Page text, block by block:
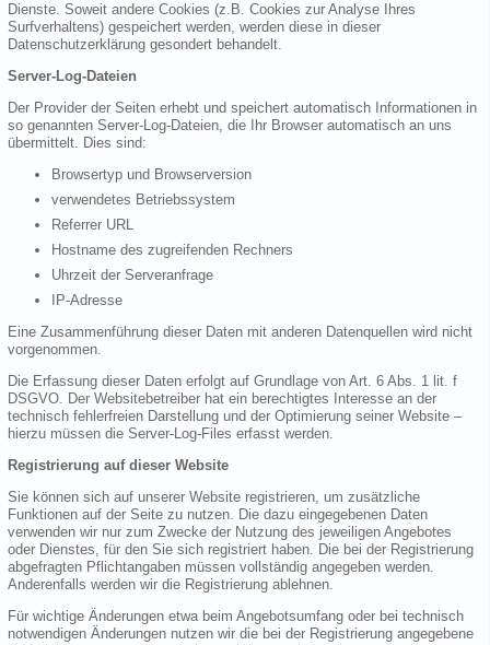
Dienste. Soweit andere Cookies (z.B. Cookies zur Analyse Ihres
Surfverhaltens) gespeichert werden, werden diese in dieser
Datenschutzerklärung gesondert behandelt.
Server-Log-Dateien
Der Provider der Seiten erhebt und speichert automatisch Informationen in
so genannten Server-Log-Dateien, die Ihr Browser automatisch an uns
übermittelt. Dies sind:
Browsertyp und Browserversion
verwendetes Betriebssystem
Referrer URL
Hostname des zugreifenden Rechners
Uhrzeit der Serveranfrage
IP-Adresse
Eine Zusammenführung dieser Daten mit anderen Datenquellen wird nicht
vorgenommen.
Die Erfassung dieser Daten erfolgt auf Grundlage von Art. 6 Abs. 1 lit. f
DSGVO. Der Websitebetreiber hat ein berechtigtes Interesse an der
technisch fehlerfreien Darstellung und der Optimierung seiner Website –
hierzu müssen die Server-Log-Files erfasst werden.
Registrierung auf dieser Website
Sie können sich auf unserer Website registrieren, um zusätzliche
Funktionen auf der Seite zu nutzen. Die dazu eingegebenen Daten
verwenden wir nur zum Zwecke der Nutzung des jeweiligen Angebotes
oder Dienstes, für den Sie sich registriert haben. Die bei der Registrierung
abgefragten Pflichtangaben müssen vollständig angegeben werden.
Anderenfalls werden wir die Registrierung ablehnen.
Für wichtige Änderungen etwa beim Angebotsumfang oder bei technisch
notwendigen Änderungen nutzen wir die bei der Registrierung angegebene